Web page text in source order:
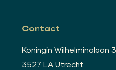
Contact
Koningin Wilhelminalaan 3
3527 LA Utrecht